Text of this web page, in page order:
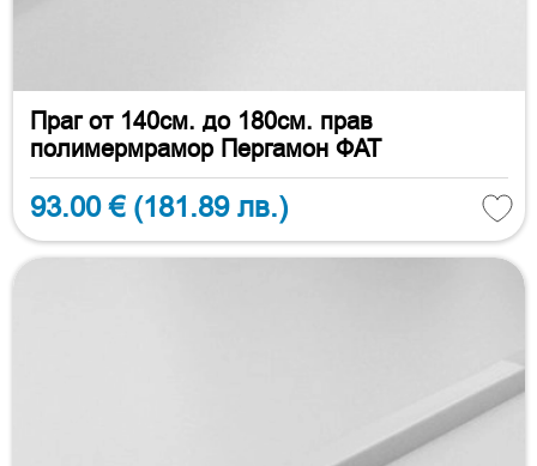
Праг от 140см. до 180см. прав
полимермрамор Пергамон ФАТ
93.00 € (181.89 лв.)